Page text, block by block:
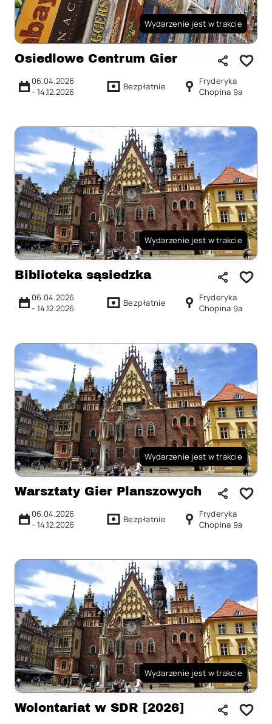
Wydarzenie jest w trakcie
Osiedlowe Centrum Gier
06.04.2026
- 14.12.2026 Bezpłatnie
Fryderyka
Chopina 9a
Wydarzenie jest w trakcie
Biblioteka sąsiedzka
06.04.2026
- 14.12.2026 Bezpłatnie
Fryderyka
Chopina 9a
Wydarzenie jest w trakcie
Warsztaty Gier Planszowych
06.04.2026
- 14.12.2026 Bezpłatnie
Fryderyka
Chopina 9a
Wydarzenie jest w trakcie
Wolontariat w SDR [2026]